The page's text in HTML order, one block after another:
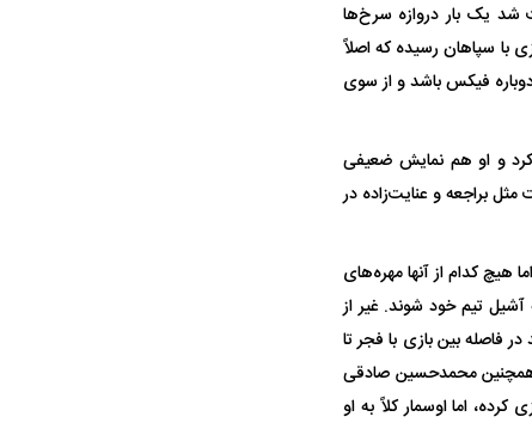
شد یک بار دروازه سرخ‌ها
با سپاهان رسیده که اصلاً
فیکس باشد و از سوی
و او هم نمایش ضعیفی
براجعه و عنایت‌زاده در
هیچ کدام از آنها مهره‌های
تیم خود شوند. غیر از
فاصله بین بازی با فجر تا
همچنین محمدحسین صادقی
اما اوسمار کلاً به او